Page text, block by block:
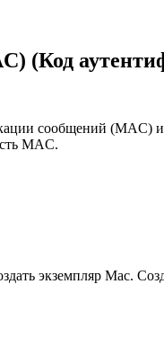
(Код
сообщений
MAC.
экземпляр Mac.